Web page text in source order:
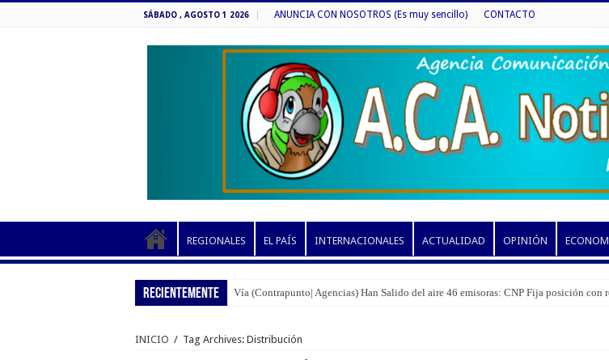
SÁBADO , AGOSTO 1 2026 ANUNCIA CON NOSOTROS (Es muy sencillo) CONTACTO
REGIONALES EL PAÍS INTERNACIONALES ACTUALIDAD OPINIÓN
RECIENTEMENTE Vía (Contrapunto| Agencias) Han Salido del aire 46 emisoras: CNP Fija posición con
INICIO / Tag Archives: Distribución